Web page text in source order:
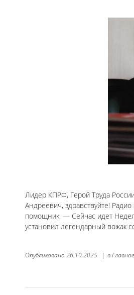
Лидер КПРФ, Герой Труда
Андреевич, здравствуйте!
помощник. — Сейчас идет
установил легендарный вожак
Опубликовано 26.10.2025 | в